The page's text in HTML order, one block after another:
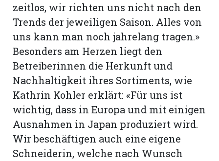
zeitlos, wir richten uns nicht nach den
Trends der jeweiligen Saison. Alles von
uns kann man noch jahrelang tragen.»
Besonders am Herzen liegt den
Betreiberinnen die Herkunft und
Nachhaltigkeit ihres Sortiments, wie
Kathrin Kohler erklärt: «Für uns ist
wichtig, dass in Europa und mit einigen
Ausnahmen in Japan produziert wird.
Wir beschäftigen auch eine eigene
Schneiderin, welche nach Wunsch